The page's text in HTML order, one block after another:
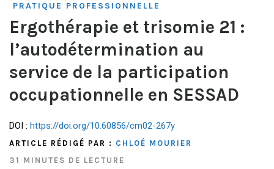
PRATIQUE PROFESSIONNELLE
Ergothérapie et trisomie 21 :
l’autodétermination au
service de la participation
occupationnelle en SESSAD
DOI : https://doi.org/10.60856/cm02-267y
ARTICLE RÉDIGÉ PAR : CHLOÉ MOURIER
31 MINUTES DE LECTURE